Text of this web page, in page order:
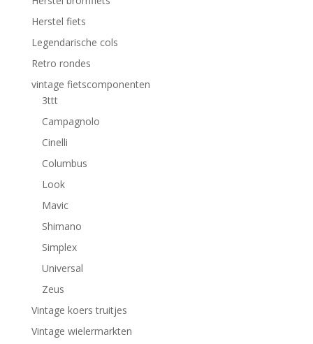
Herstel fiets
Legendarische cols
Retro rondes
vintage fietscomponenten
3ttt
Campagnolo
Cinelli
Columbus
Look
Mavic
Shimano
Simplex
Universal
Zeus
Vintage koers truitjes
Vintage wielermarkten